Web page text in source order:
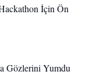
İçin Ön
Gözlerini Yumdu